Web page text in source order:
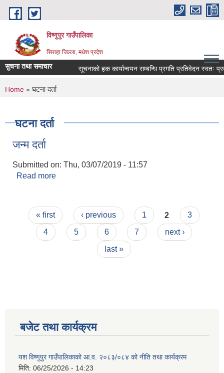
Skip to main content
विष्णुपुर गाउँपालिका
सिराहा जिल्ला, मधेश प्रदेश
सुचना तथा समाचार सूचनाको हक कार्यान्वयन सम्बन्धि प्रगति प्रतिवेदन स्वतः
You are here
Home » घटना दर्ता
घटना दर्ता
जन्म दर्ता
Submitted on: Thu, 03/07/2019 - 11:57
Read more
Pages
« first ‹ previous 1 2
3
4
5 6 7
next ›
last »
बजेट तथा कार्यक्रम
यश विष्णुपुर गाउँपालिकाको आ.व. २०८३/०८४ को नीति तथा कार्यक्रम
मिति: 06/25/2026 - 14:23